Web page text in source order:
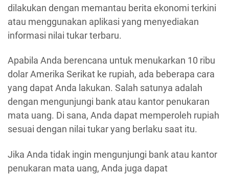
dilakukan dengan memantau berita ekonomi terkini
atau menggunakan aplikasi yang menyediakan
informasi nilai tukar terbaru.
Apabila Anda berencana untuk menukarkan 10 ribu
dolar Amerika Serikat ke rupiah, ada beberapa cara
yang dapat Anda lakukan. Salah satunya adalah
dengan mengunjungi bank atau kantor penukaran
mata uang. Di sana, Anda dapat memperoleh rupiah
sesuai dengan nilai tukar yang berlaku saat itu.
Jika Anda tidak ingin mengunjungi bank atau kantor
penukaran mata uang, Anda juga dapat